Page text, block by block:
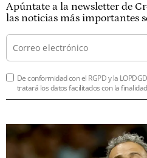
Apúntate a la newsletter de
las noticias más importantes
De conformidad con el RGPD y la
tratará los datos facilitados con la